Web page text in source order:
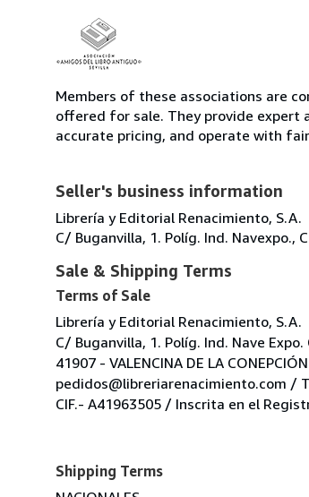
Members of these associations are
offered for sale. They provide
accurate pricing, and operate with
Seller's business information
Librería y Editorial Renacimiento, S.A.
C/ Buganvilla, 1. Políg. Ind. Navexpo.,
Sale & Shipping Terms
Terms of Sale
Librería y Editorial Renacimiento, S.A.
C/ Buganvilla, 1. Políg. Ind. Nave
41907 - VALENCINA DE LA
pedidos@libreriarenacimiento.com /
CIF.- A41963505 / Inscrita en el
Shipping Terms